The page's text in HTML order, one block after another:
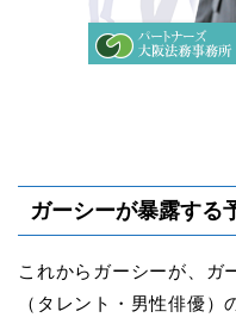
ガーシーが暴露する
これからガーシーが、ガ
（タレント・男性俳優）